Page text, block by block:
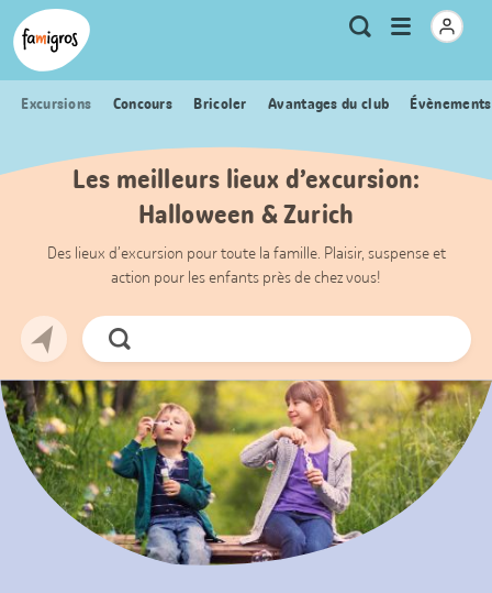
Signets
de
navigation
Header
Logo Métanavigation
RechercheOuvrir
Excursions Concours Bricoler Avantages du club
Les meilleurs lieux d’excursion:
Halloween & Zurich
Des lieux d’excursion pour toute la famille. Plaisir, suspense et
action pour les enfants près de chez vous!
Chercher